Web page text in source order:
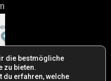
die bestmögliche
zu bieten.
du erfahren, welche